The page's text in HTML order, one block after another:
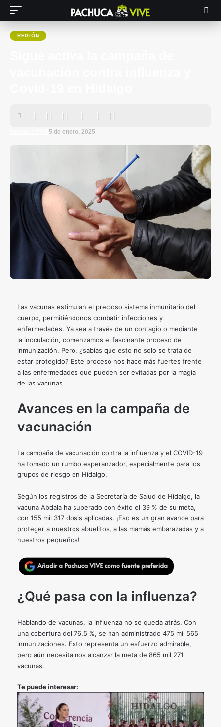
REGIÓN
5 de enero, 2025
Las vacunas estimulan el precioso sistema inmunitario del
cuerpo, permitiéndonos combatir infecciones y
enfermedades. Ya sea a través de un contagio o mediante
la inoculación, comenzamos el fascinante proceso de
inmunización. Pero, ¿sabías que esto no solo se trata de
estar protegido? Este proceso nos hace más fuertes frente
a las enfermedades que pueden ser evitadas por la magia
de las vacunas.
Avances en la campaña de
vacunación
La campaña de vacunación contra la influenza y el COVID-19
ha tomado un rumbo esperanzador, especialmente para los
grupos de riesgo en Hidalgo.
Según los registros de la Secretaría de Salud de Hidalgo, la
vacuna Abdala ha superado con éxito el 39 % de su meta,
con 155 mil 317 dosis aplicadas. ¡Eso es un gran avance para
proteger a nuestros abuelitos, a las mamás embarazadas y a
nuestros pequeños!
¿Qué pasa con la influenza?
Hablando de vacunas, la influenza no se queda atrás. Con
una cobertura del 76.5 %, se han administrado 475 mil 565
inmunizaciones. Esto representa un esfuerzo admirable,
pero aún necesitamos alcanzar la meta de 865 mil 271
vacunas.
Te puede interesar: